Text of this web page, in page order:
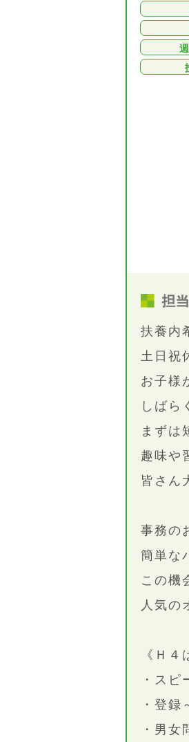
扶養内
土日祝
お子様
しばら
まずは
趣味や
皆さん
事務の
簡単な
この機
人気の
《Ｈ４
・スピ
・登
・男女